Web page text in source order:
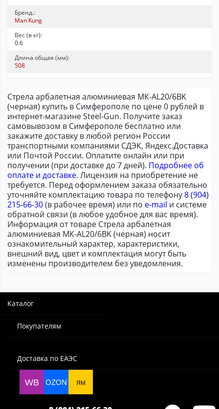
Бренд.:
Man Kung
Вес (в кг):
0.6
Длина общая (мм):
508
Стрела арбалетная алюминиевая МК-AL20/6BK
(черная) купить в Симферополе по цене 0 рублей в
интернет-магазине Steel-Gun. Получите заказ
самовывозом в Симферополе бесплатно или
закажите доставку в любой регион России
транспортными компаниями СДЭК, Яндекс.Доставка
или Почтой России. Оплатите онлайн или при
получении (при доставке до 7 дней). Подробнее об
оплате и доставке. Лицензия на приобретение не
требуется. Перед оформлением заказа обязательно
уточняйте комплектацию товара по телефону8 (904)
215-66-30(в рабочее время) или по e-mail и системе
обратной связи (в любое удобное для вас время).
Информация от товаре Стрела арбалетная
алюминиевая МК-AL20/6BK (черная) носит
ознакомительный характер, характеристики,
внешний вид, цвет и комплектация могут быть
изменены производителем без уведомления.
Каталог
Покупателям
Доставка по ЕАЭС
WB OZON ЯМ